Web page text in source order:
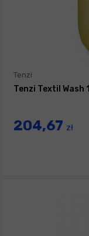
Tenzi
Tenzi Textil
204,67 zł